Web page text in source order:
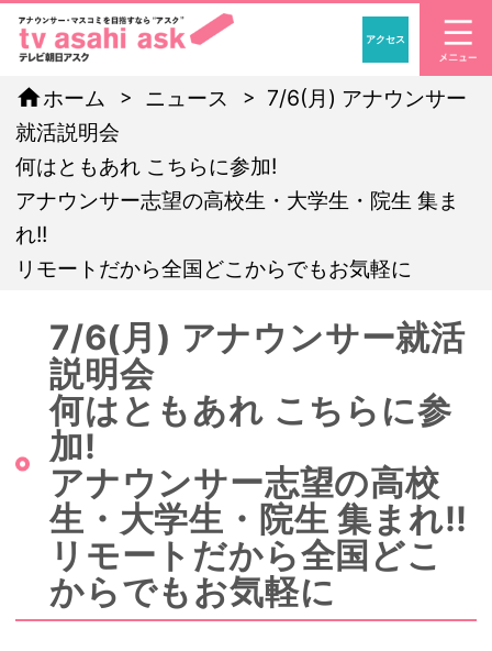
「アナウンサー・マ
アクセス
homeホーム ニュース
7/6(月) アナウンサー
就活説明会
何はともあれ こちらに参加!
アナウンサー志望の高校生・大学生・院生 集ま
れ!!
リモートだから全国どこからでもお気軽に
7/6(月) アナウンサー就活
説明会
何はともあれ こちらに参
加!
アナウンサー志望の高校
生・大学生・院生 集まれ!!
リモートだから全国どこ
からでもお気軽に